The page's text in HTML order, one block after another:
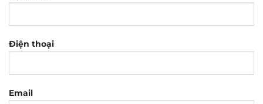
Điện thoại
Email